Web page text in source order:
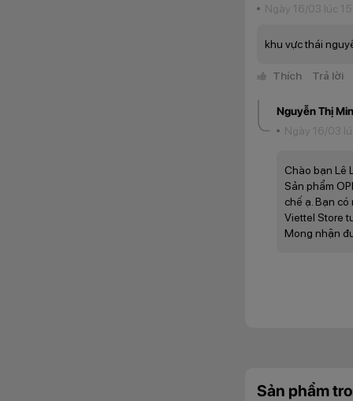
Chưa hết,
rõ nét trong mọi
cùng hoàn hảo
Ngày 16/03 lúc
khu vực thái
Thích Trả lời
Nguyễn Thị
Ngày 16/03
Chào bạn Lê
Sản phẩm
chế ạ. Bạn
Viettel Store
Mong nhận
Sản phẩm